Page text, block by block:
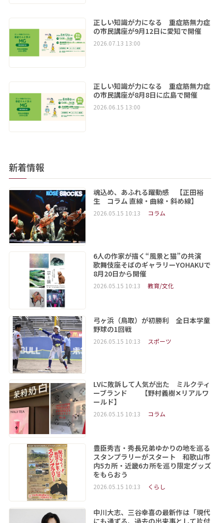
正しい知識が力になる 重症筋無力症
の市民講座が9月12日に愛知で開催
2026.07.13 13:00
正しい知識が力になる 重症筋無力症
の市民講座が8月8日に広島で開催
2026.06.15 13:00
新着情報
魂込め、あふれる躍動感 【正田裕
生 コラム 直線・曲線・斜め線】
2026.05.15 10:13 コラム
6人の作家が描く“風景と猫”の共演
歌舞伎座そばのギャラリーYOHAKUで
8月20日から開催
2026.05.15 10:13 教育/文化
弓ヶ浜（鳥取）が初勝利 全日本学童
野球の1回戦
2026.05.15 10:13 スポーツ
LVに敗訴して人気が出た ミルクティ
ーブランド 【野村義樹✕リアルワ
ールド】
2026.05.15 10:13 コラム
豊臣秀吉・秀長兄弟ゆかりの地を巡る
スタンプラリーがスタート 和歌山市
内5カ所・近畿6カ所を巡り限定グッズ
をもらおう
2026.05.15 10:13 くらし
中川大志、三谷幸喜の最新作は「現代
にも通ずる、過去の出来事として片付